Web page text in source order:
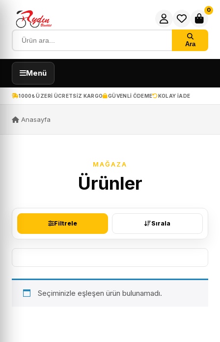
Ara
0
Menü
1000₺ ÜZERI ÜCRETSIZ KARGO GÜVENLI ÖDEME KOLAY IADE
Anasayfa
MAĞAZA
Ürünler
Filtrele Sırala
Seçiminizle eşleşen ürün bulunamadı.